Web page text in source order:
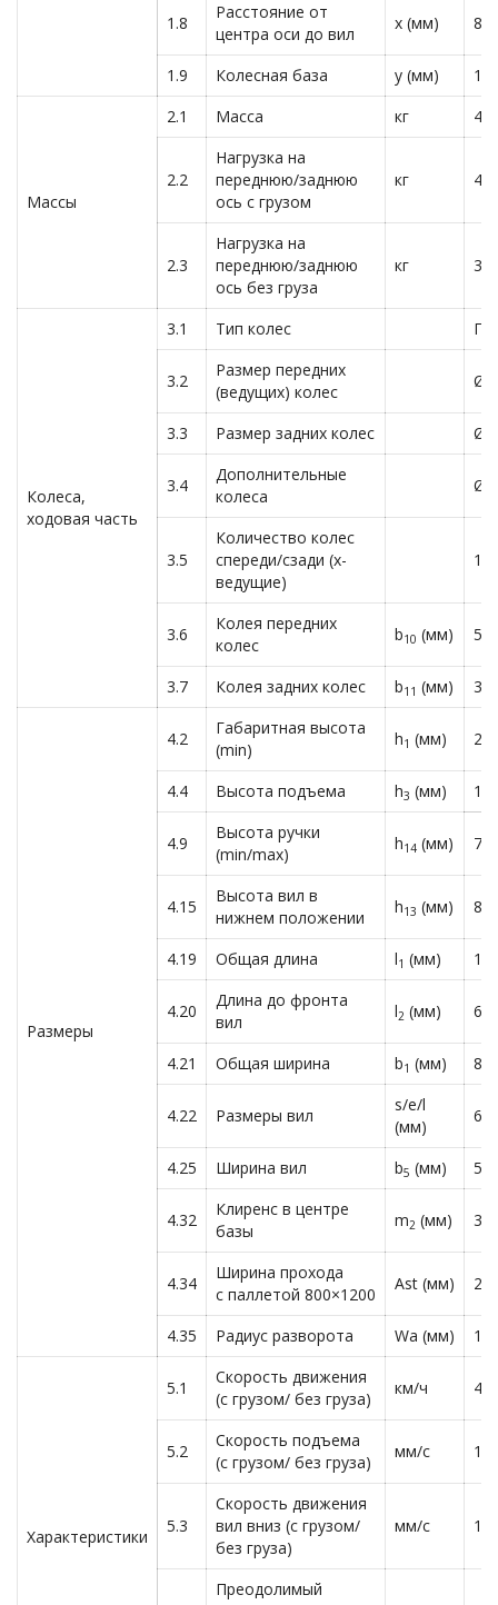
1.8
Расстояние от
центра оси до вил
x (мм)
1.9 Колесная база y (мм)
Массы
2.1 Масса кг
2.2
Нагрузка на
переднюю/заднюю
ось с грузом
кг
2.3
Нагрузка на
переднюю/заднюю
ось без груза
кг
Колеса,
ходовая часть
3.1 Тип колес
3.2
Размер передних
(ведущих) колес
3.3 Размер задних колес
3.4
Дополнительные
колеса
3.5
Количество колес
спереди/сзади (х-
ведущие)
3.6
Колея передних
колес
b10 (мм)
3.7 Колея задних колес b11 (мм)
Размеры
4.2
Габаритная высота
(min)
h1 (мм)
4.4 Высота подъема h3 (мм)
4.9
Высота ручки
(min/max)
h14 (мм)
4.15
Высота вил в
нижнем положении
h13 (мм) 85
4.19 Общая длина l1 (мм)
4.20
Длина до фронта
вил
l2 (мм)
4.21 Общая ширина b1 (мм)
4.22 Размеры вил
s/e/l
(мм)
4.25 Ширина вил b5 (мм)
4.32
Клиренс в центре
базы
m2 (мм) 35
4.34
Ширина прохода
с паллетой 800×1200
Ast (мм)
4.35 Радиус разворота Wa (мм)
Характеристики
5.1
Скорость движения
(с грузом/ без груза)
км/ч
5.2
Скорость подъема
(с грузом/ без груза)
мм/с
5.3
Скорость движения
вил вниз (с грузом/
без груза)
мм/с
Преодолимый